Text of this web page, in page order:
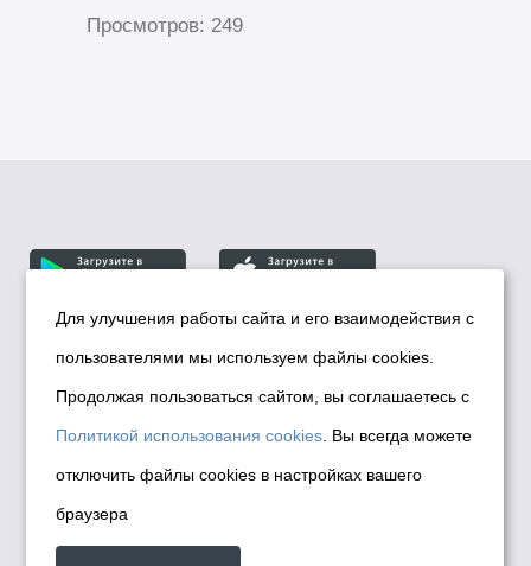
Просмотров: 249
© Департамент информационной политики мэрии
города Новосибирска, 2026
Политика использования Cookies
Политика по обработке персональных
данных в информационных системах
мэрии города Новосибирска
Для улучшения работы сайта и его взаимодействия с
пользователями мы используем файлы cookies.
Продолжая пользоваться сайтом, вы соглашаетесь с
Политикой использования cookies . Вы всегда можете
отключить файлы cookies в настройках вашего
браузера